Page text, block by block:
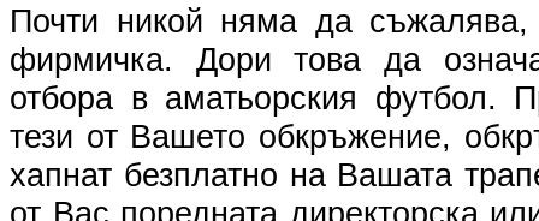
Почти никой няма да съжалява,
фирмичка. Дори това да
отбора в аматьорския футбол.
тези от Вашето обкръжение,
хапнат безплатно на Вашата
от Вас поредната директорска